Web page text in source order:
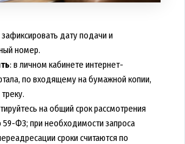
зафиксировать дату подачи и
номер.
: в личном кабинете интернет-
по входящему на бумажной копии,
на общий срок рассмотрения
ФЗ; при необходимости запроса
сроки считаются по